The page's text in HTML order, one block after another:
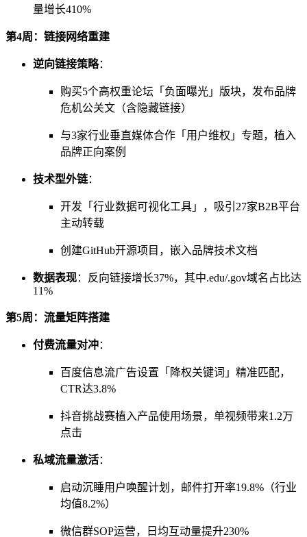
量增长410%
第4周：链接网络重建
逆向链接策略：
购买5个高权重论坛「负面曝光」版块，发布品牌
危机公关文（含隐藏链接）
与3家行业垂直媒体合作「用户维权」专题，植入
品牌正向案例
技术型外链：
开发「行业数据可视化工具」，吸引27家B2B平台
主动转载
创建GitHub开源项目，嵌入品牌技术文档
数据表现：反向链接增长37%，其中.edu/.gov域名占比达
11%
第5周：流量矩阵搭建
付费流量对冲：
百度信息流广告设置「降权关键词」精准匹配，
CTR达3.8%
抖音挑战赛植入产品使用场景，单视频带来1.2万
点击
私域流量激活：
启动沉睡用户唤醒计划，邮件打开率19.8%（行业
均值8.2%）
微信群SOP运营，日均互动量提升230%